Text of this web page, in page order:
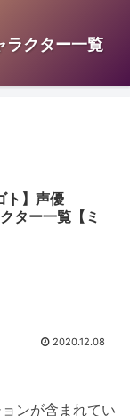
ラクター一覧
ト】声優
ター一覧【ミ
2020.12.08
ンが含まれてい